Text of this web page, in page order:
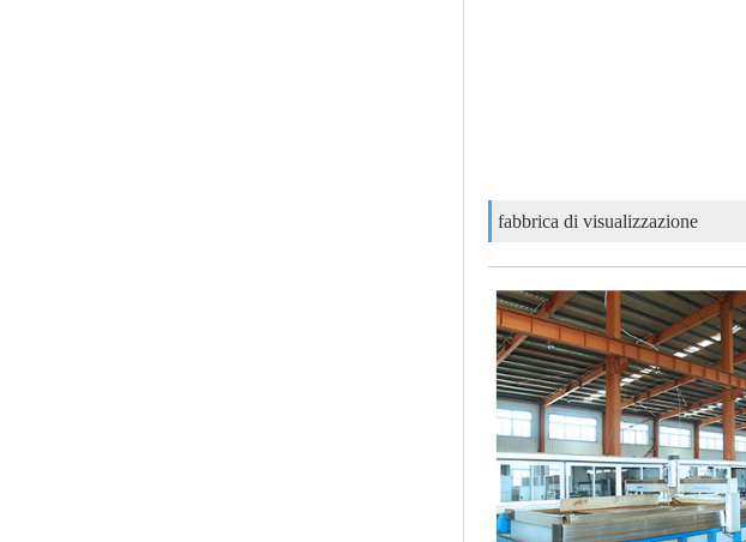
fabbrica di visualizzazione